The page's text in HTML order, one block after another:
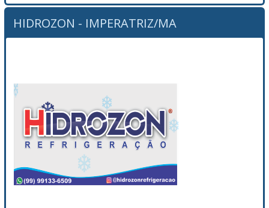
HIDROZON - IMPERATRIZ/MA